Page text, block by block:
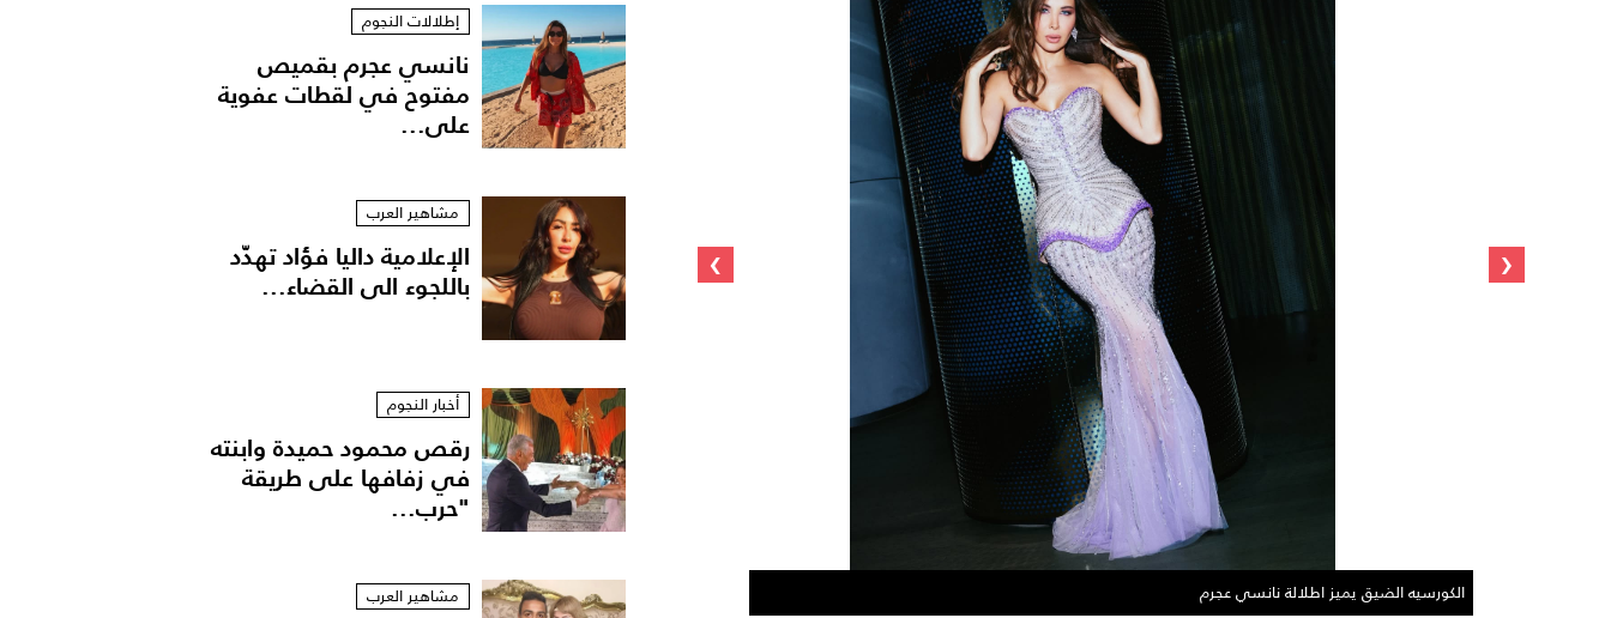
الكورسيه الضيق يميز اطلالة نانسي عجرم نانسي عجرم بفستان ميتاليكي ضيق
‹
›
إطلالات النجوم
نانسي عجرم بقميص
مفتوح في لقطات عفوية
على...
مشاهير العرب
الإعلامية داليا فؤاد تهدّد
باللجوء الى القضاء...
أخبار النجوم
رقص محمود حميدة وابنته
في زفافها على طريقة
"حرب...
مشاهير العرب